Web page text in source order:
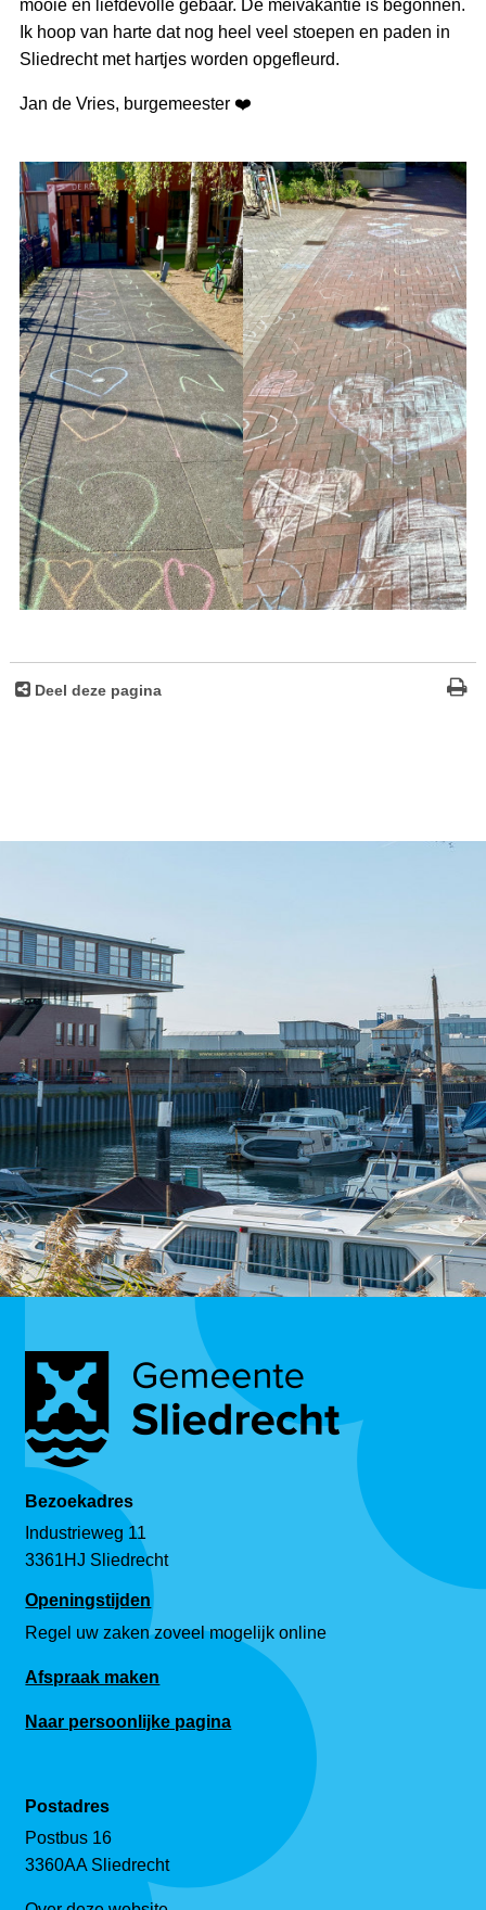
mooie en liefdevolle gebaar. De meivakantie is begonnen.
Ik hoop van harte dat nog heel veel stoepen en paden in
Sliedrecht met hartjes worden opgefleurd.
Jan de Vries, burgemeester ❤️
Deel deze pagina
Bezoekadres
Industrieweg 11
3361HJ Sliedrecht
Openingstijden
Regel uw zaken zoveel mogelijk online
Afspraak maken
Naar persoonlijke pagina
Postadres
Postbus 16
3360AA Sliedrecht